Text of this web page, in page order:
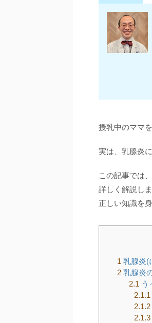
授乳中のママ
実は、乳腺炎
この記事では
詳しく解説しま
正しい知識を
1 乳腺炎(
2 乳腺炎
2.1う
2.1.1
2.1.2
2.1.3